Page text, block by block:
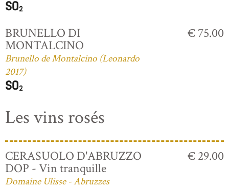
BRUNELLO DI
MONTALCINO
Brunello de Montalcino (Leonardo
2017)
€ 75.00
Les vins rosés
CERASUOLO D'ABRUZZO
DOP - Vin tranquille
Domaine Ulisse - Abruzzes
€ 29.00